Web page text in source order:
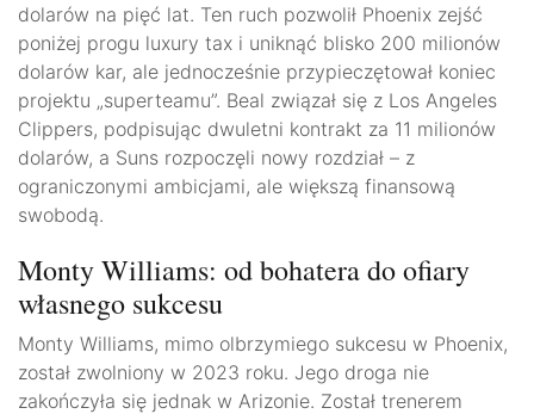
dolarów na pięć lat. Ten ruch pozwolił Phoenix zejść
poniżej progu luxury tax i uniknąć blisko 200 milionów
dolarów kar, ale jednocześnie przypieczętował koniec
projektu „superteamu”. Beal związał się z Los Angeles
Clippers, podpisując dwuletni kontrakt za 11 milionów
dolarów, a Suns rozpoczęli nowy rozdział – z
ograniczonymi ambicjami, ale większą finansową
swobodą.
Monty Williams: od bohatera do ofiary
własnego sukcesu
Monty Williams, mimo olbrzymiego sukcesu w Phoenix,
został zwolniony w 2023 roku. Jego droga nie
zakończyła się jednak w Arizonie. Został trenerem